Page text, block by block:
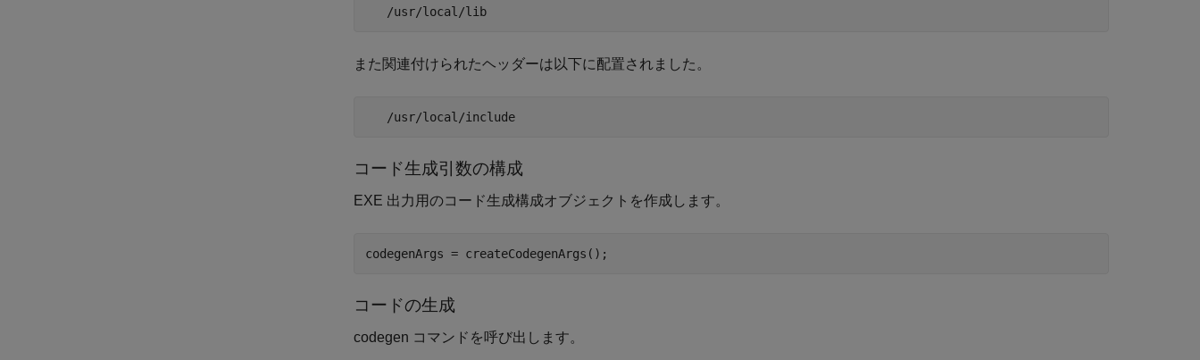
   /usr/local/lib
また関連付けられたヘッダーは以下に配置されました。
   /usr/local/include
コード生成引数の構成
EXE 出力用のコード生成構成オブジェクトを作成します。
コードの生成
codegen コマンドを呼び出します。